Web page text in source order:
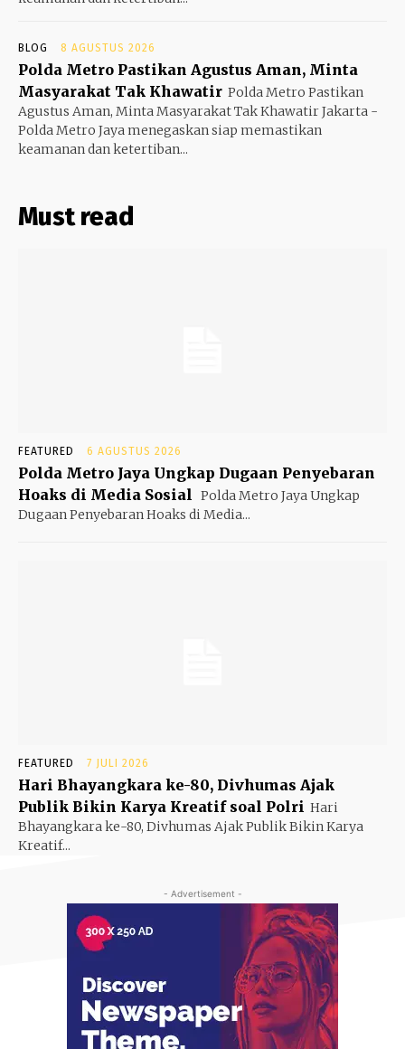
BLOG 8 AGUSTUS 2026
Polda Metro Pastikan Agustus Aman, Minta
Masyarakat Tak Khawatir Polda Metro Pastikan
Agustus Aman, Minta Masyarakat Tak Khawatir Jakarta -
Polda Metro Jaya menegaskan siap memastikan
keamanan dan ketertiban...
Must read
FEATURED 6 AGUSTUS 2026
Polda Metro Jaya Ungkap Dugaan Penyebaran
Hoaks di Media Sosial Polda Metro Jaya Ungkap
Dugaan Penyebaran Hoaks di Media...
FEATURED 7 JULI 2026
Hari Bhayangkara ke-80, Divhumas Ajak
Publik Bikin Karya Kreatif soal Polri Hari
Bhayangkara ke-80, Divhumas Ajak Publik Bikin Karya
Kreatif...
- Advertisement -